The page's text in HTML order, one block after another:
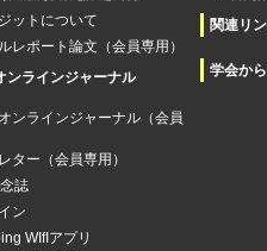
ットについて
レポート論文（会員専用）
ンラインジャーナル
ンラインジャーナル（会員
ター（会員専用）
誌
ン
WIfIアプリ
関連リ
学会か